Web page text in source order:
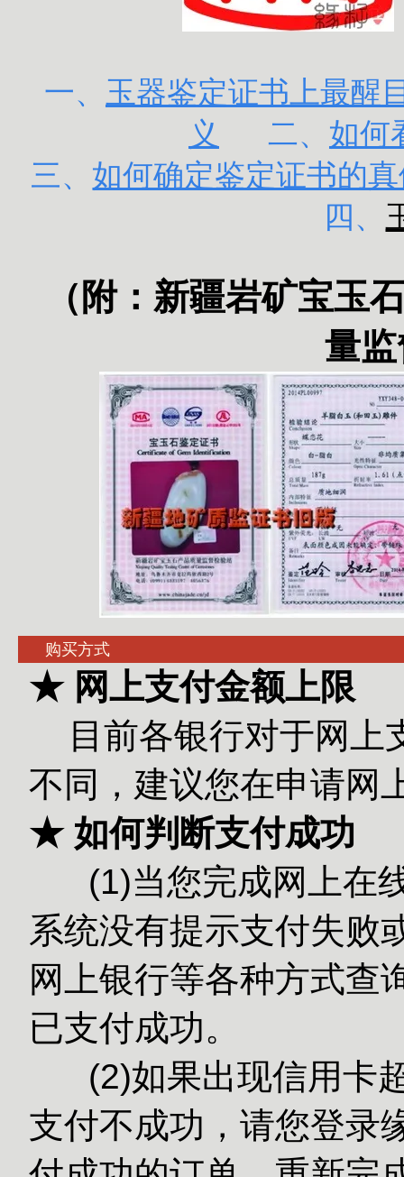
一、 玉器鉴定证书上最醒
义
二、 如何
三、 如何确定鉴定证书的
四、
（附： 新疆岩矿宝玉
量
购买方式
★ 网上支付金额上限
目前各银行对于网
不同，建议您在申请网
★ 如何判断支付成功
(1)当您完成网上在线
系统没有提示支付失败
网上银行等各种方式查
已支付成功。
(2)如果出现信用卡超
支付不成功，请您登录